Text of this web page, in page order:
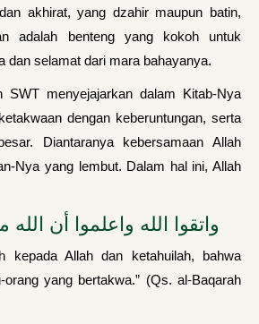
akhirat, yang dzahir maupun batin,
adalah benteng yang kokoh untuk
dan selamat dari mara bahayanya.
SWT menyejajarkan dalam Kitab-Nya
dengan keberuntungan, serta
Diantaranya kebersamaan Allah
Nya yang lembut. Dalam hal ini, Allah
واتقوا الله واعلموا أن الله
kepada Allah dan ketahuilah, bahwa
yang bertakwa.” (Qs. al-Baqarah